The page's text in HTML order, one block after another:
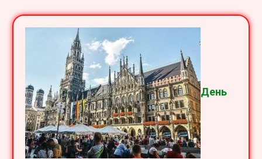
День